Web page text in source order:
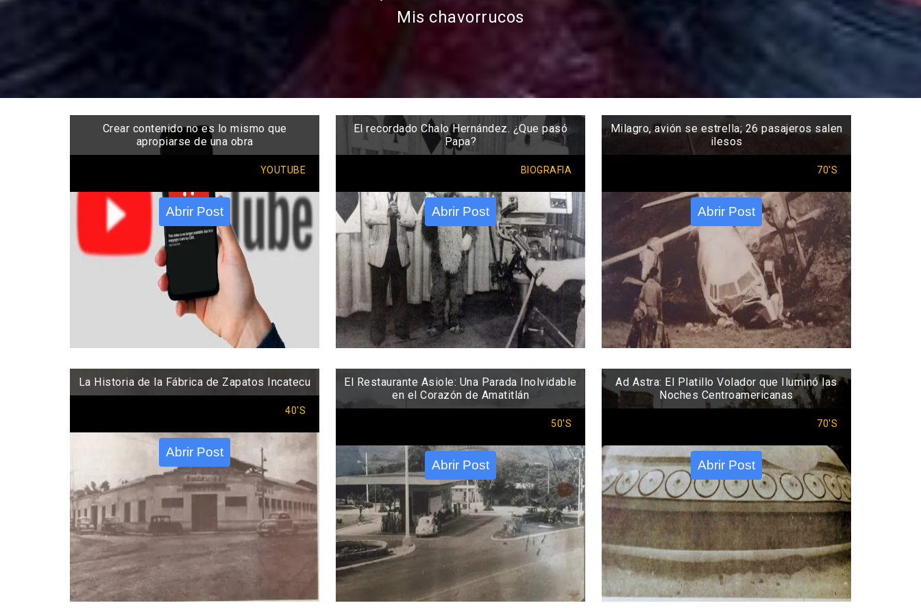
Mis chavorrucos
Crear contenido no es lo mismo que
apropiarse de una obra
YOUTUBE
Abrir Post
El recordado Chalo Hernández. ¿Que pasó
Papa?
BIOGRAFIA
Abrir Post
Milagro, avión se estrella; 26 pasajeros salen
ilesos
70'S
Abrir Post
La Historia de la Fábrica de Zapatos Incatecu
40'S
Abrir Post
El Restaurante Asiole: Una Parada Inolvidable
en el Corazón de Amatitlán
50'S
Abrir Post
Ad Astra: El Platillo Volador que Iluminó las
Noches Centroamericanas
70'S
Abrir Post